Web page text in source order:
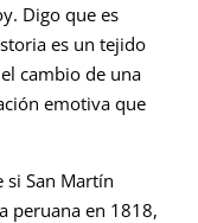
Digo que es
es un tejido
cambio de una
emotiva que
San Martín
peruana en 1818,